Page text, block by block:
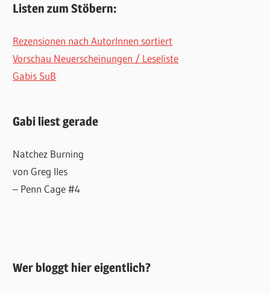
Listen zum Stöbern:
Rezensionen nach AutorInnen sortiert
Vorschau Neuerscheinungen / Leseliste
Gabis SuB
Gabi liest gerade
Natchez Burning
von Greg Iles
– Penn Cage #4
Wer bloggt hier eigentlich?